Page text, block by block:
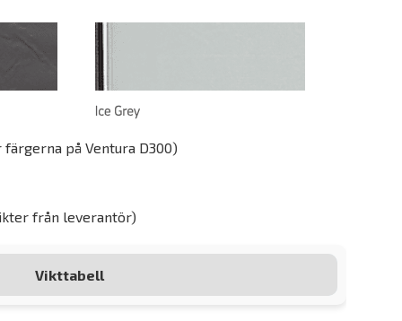
på Ventura D300)
från leverantör)
Vikttabell